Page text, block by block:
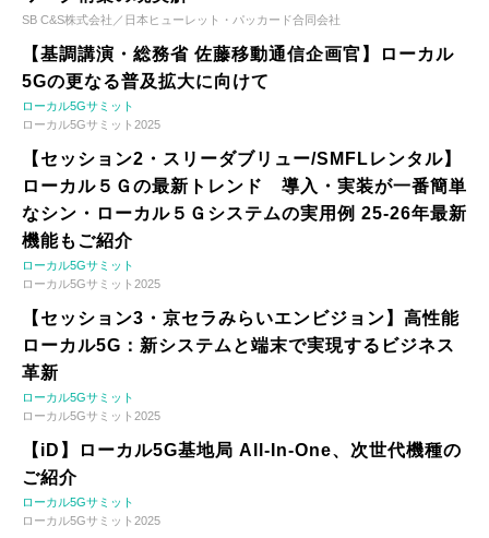
SB C&S株式会社／日本ヒューレット・パッカード合同会社
【基調講演・総務省 佐藤移動通信企画官】ローカル
5Gの更なる普及拡大に向けて
ローカル5Gサミット
ローカル5Gサミット2025
【セッション2・スリーダブリュー/SMFLレンタル】
ローカル５Ｇの最新トレンド 導入・実装が一番簡単
なシン・ローカル５Ｇシステムの実用例 25-26年最新
機能もご紹介
ローカル5Gサミット
ローカル5Gサミット2025
【セッション3・京セラみらいエンビジョン】高性能
ローカル5G：新システムと端末で実現するビジネス
革新
ローカル5Gサミット
ローカル5Gサミット2025
【iD】ローカル5G基地局 All-In-One、次世代機種の
ご紹介
ローカル5Gサミット
ローカル5Gサミット2025